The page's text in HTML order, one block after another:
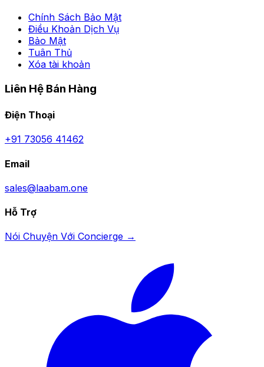
Chính Sách Bảo Mật
Điều Khoản Dịch Vụ
Bảo Mật
Tuân Thủ
Xóa tài khoản
Liên Hệ Bán Hàng
Điện Thoại
+91 73056 41462
Email
sales@laabam.one
Hỗ Trợ
Nói Chuyện Với Concierge →